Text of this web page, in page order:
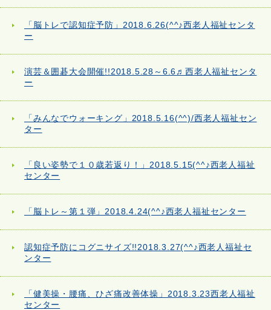
「脳トレで認知症予防」2018.6.26(^^♪西老人福祉センタ
ー
演芸＆囲碁大会開催!!2018.5.28～6.6♬西老人福祉センタ
ー
「みんなでウォーキング」2018.5.16(^^)/西老人福祉セン
ター
「良い姿勢で１０歳若返り！」2018.5.15(^^♪西老人福祉
センター
「脳トレ～第１弾」2018.4.24(^^♪西老人福祉センター
認知症予防にコグニサイズ!!2018.3.27(^^♪西老人福祉セ
ンター
「健美操・腰痛、ひざ痛改善体操」2018.3.23西老人福祉
センター